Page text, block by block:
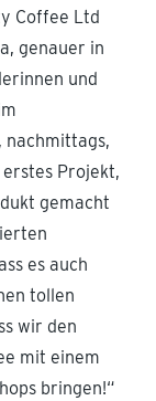
Coffee Ltd
genauer in
und
nachmittags,
erstes Projekt,
gemacht
es auch
tollen
wir den
mit einem
bringen!“